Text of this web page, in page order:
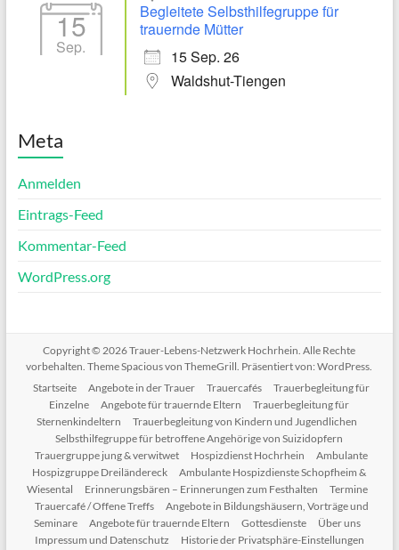
15
Sep.
Begleitete Selbsthilfegruppe für
trauernde Mütter
15 Sep. 26
Waldshut-Tiengen
Meta
Anmelden
Eintrags-Feed
Kommentar-Feed
WordPress.org
Copyright © 2026Trauer-Lebens-Netzwerk Hochrhein. Alle Rechte
vorbehalten. ThemeSpaciousvon ThemeGrill. Präsentiert von:WordPress.
Startseite
Angebote in der Trauer Trauercafés
Trauerbegleitung für
Einzelne
Angebote für trauernde Eltern
Trauerbegleitung für
Sternenkindeltern
Trauerbegleitung von Kindern und Jugendlichen
Selbsthilfegruppe für betroffene Angehörige von Suizidopfern
Trauergruppe jung & verwitwet
Hospizdienst Hochrhein
Ambulante
Hospizgruppe Dreiländereck
Ambulante Hospizdienste Schopfheim &
Wiesental
Erinnerungsbären – Erinnerungen zum Festhalten
Termine
Trauercafé / Offene Treffs
Angebote in Bildungshäusern, Vorträge und
Seminare
Angebote für trauernde Eltern Gottesdienste
Über uns
Impressum und Datenschutz
Historie der Privatsphäre-Einstellungen